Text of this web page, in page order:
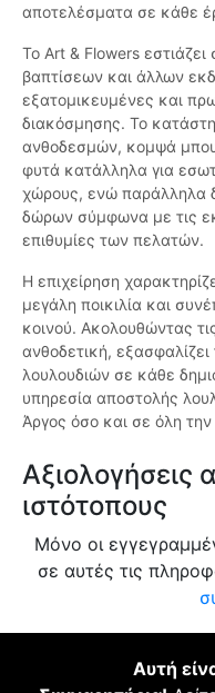
αποτελέσματα σε κάθε
Το Art & Flowers
βαπτίσεων και άλλων
εξατομικευμένες και
διακόσμησης. Το
ανθοδεσμών, κομψά
φυτά κατάλληλα για
χώρους, ενώ παράλληλα
δώρων σύμφωνα με τις
επιθυμίες των πελατών.
Η επιχείρηση
μεγάλη ποικιλία και
κοινού. Ακολουθώντας
ανθοδετική,
λουλουδιών σε κάθε
υπηρεσία αποστολής
Άργος όσο και σε όλη
Αξιολογήσεις
ιστότοπους
Μόνο οι
σε αυτές τις
Αυτή